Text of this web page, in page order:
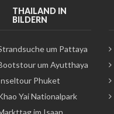
THAILAND IN
BILDERN
um Pattaya
um Ayutthaya
Phuket
Yai Nationalpark
im Isaan